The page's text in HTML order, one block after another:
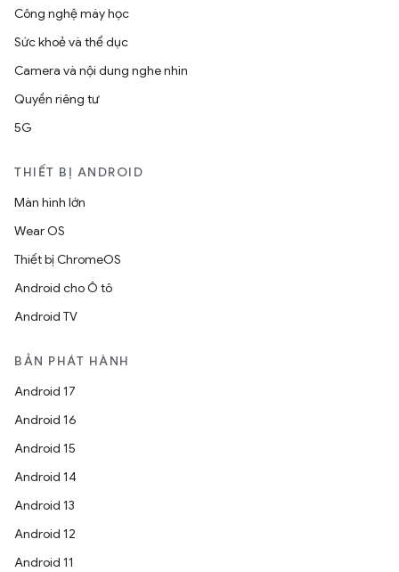
Công nghệ máy học
Sức khoẻ và thể dục
Camera và nội dung nghe nhìn
Quyền riêng tư
5G
THIẾT BỊ ANDROID
Màn hình lớn
Wear OS
Thiết bị ChromeOS
Android cho Ô tô
Android TV
BẢN PHÁT HÀNH
Android 17
Android 16
Android 15
Android 14
Android 13
Android 12
Android 11